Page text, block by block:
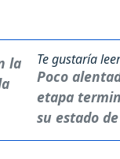
Te gustaría
Poco
etapa
su estado